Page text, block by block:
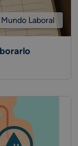
Mundo Laboral